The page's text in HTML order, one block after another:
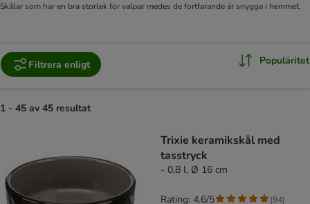
Skålar som har en bra storlek för valpar medes de fortfarande är snygga i hemmet.
Filtrera enligt Populäritet
1 - 45 av 45 resultat
Trixie keramikskål med
tasstryck
- 0,8 l, Ø 16 cm
Rating: 4.6/5 (94)